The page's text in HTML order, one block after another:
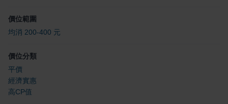
價位範圍
均消 200-400 元
價位分類
平價
經濟實惠
高CP值